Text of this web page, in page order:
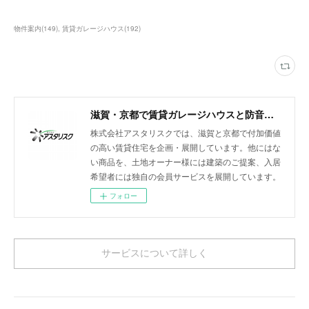
物件案内(149) 賃貸ガレージハウス(192)
滋賀・京都で賃貸ガレージハウスと防音室付きアパートを展開
株式会社アスタリスクでは、滋賀と京都で付加価値
の高い賃貸住宅を企画・展開しています。他にはな
い商品を、土地オーナー様には建築のご提案、入居
希望者には独自の会員サービスを展開しています。
フォロー
サービスについて詳しく